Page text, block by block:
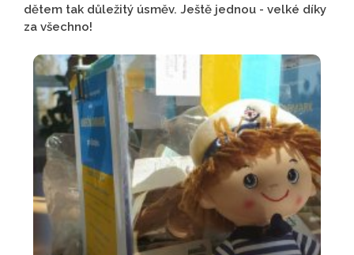
dětem tak důležitý úsměv. Ještě jednou - velké díky
za všechno!